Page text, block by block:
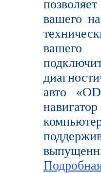
вашего
вашего
авто